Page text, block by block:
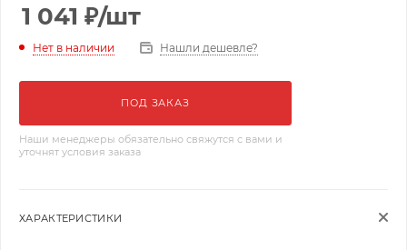
1 041 ₽/шт
Нет в наличии Нашли дешевле?
ПОД ЗАКАЗ
Наши менеджеры обязательно свяжутся с вами и
уточнят условия заказа
ХАРАКТЕРИСТИКИ